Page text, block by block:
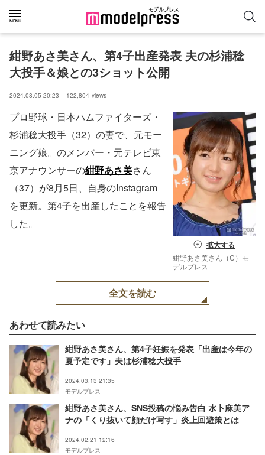
紺野あさ美さん、第4子出産発表 夫の杉浦稔
大投手＆娘との3ショット公開
2024.08.05 20:23 122,804 views
拡大する
紺野あさ美さん（C）モ
デルプレス
プロ野球・日本ハムファイターズ・
杉浦稔大投手（32）の妻で、元モー
ニング娘。のメンバー・元テレビ東
京アナウンサーの紺野あさ美さん
（37）が8月5日、自身のInstagram
を更新。第4子を出産したことを報告
した。
全文を読む
あわせて読みたい
紺野あさ美さん、第4子妊娠を発表「出産は今年の
夏予定です」夫は杉浦稔大投手
2024.03.13 21:35
モデルプレス
紺野あさ美さん、SNS投稿の悩み告白 水卜麻美ア
ナの「くり抜いて顔だけ写す」炎上回避策とは
2024.02.21 12:16
モデルプレス